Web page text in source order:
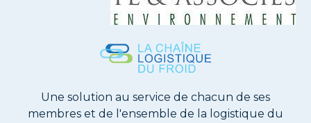
Une solution au service de chacun de ses
membres et de l'ensemble de la logistique du